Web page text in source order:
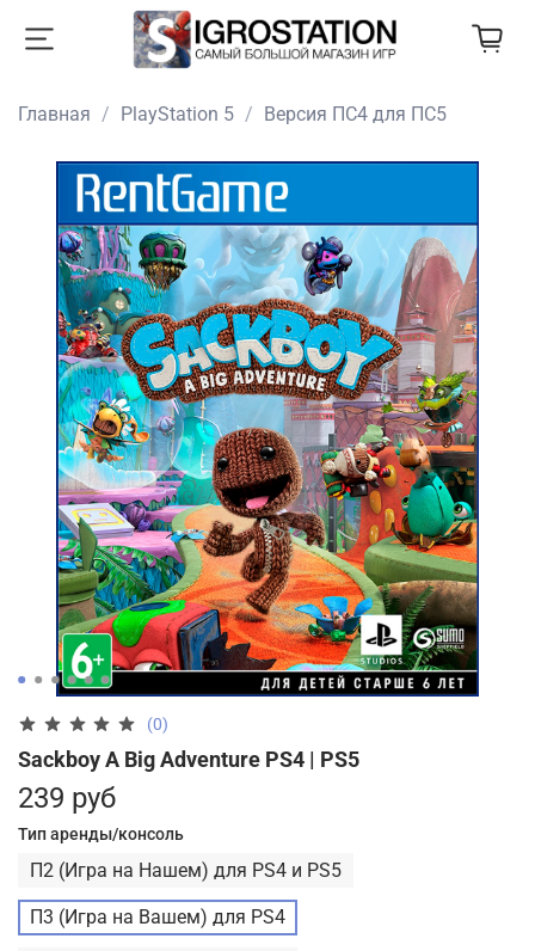
Главная PlayStation 5 Версия ПС4 для ПС5
(0)
Sackboy A Big Adventure PS4 | PS5
239 руб
Тип аренды/консоль
П2 (Игра на Нашем) для PS4 и PS5
П3 (Игра на Вашем) для PS4